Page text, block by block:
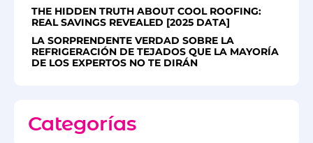
THE HIDDEN TRUTH ABOUT COOL ROOFING:
REAL SAVINGS REVEALED [2025 DATA]
LA SORPRENDENTE VERDAD SOBRE LA
REFRIGERACIÓN DE TEJADOS QUE LA MAYORÍA
DE LOS EXPERTOS NO TE DIRÁN
Categorías